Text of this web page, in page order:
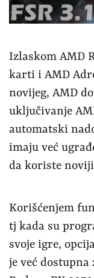
Izlaskom AMD
karti i AMD
novijeg, AMD
uključivanje
automatski
imaju već
da koriste
Korišćenjem
tj kada su
svoje igre,
je već dostupna